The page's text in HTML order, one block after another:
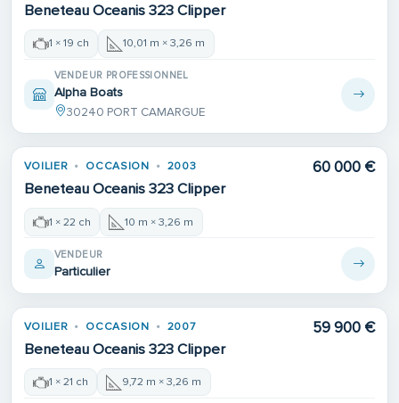
Beneteau Oceanis 323 Clipper
1 × 19 ch 10,01 m × 3,26 m
VENDEUR PROFESSIONNEL
Alpha Boats
30240 PORT CAMARGUE
VOILIER OCCASION 2003
Beneteau Oceanis 323 Clipper
60 000 €
1 × 22 ch 10 m × 3,26 m
VENDEUR
Particulier
VOILIER OCCASION 2007
Beneteau Oceanis 323 Clipper
59 900 €
1 × 21 ch 9,72 m × 3,26 m